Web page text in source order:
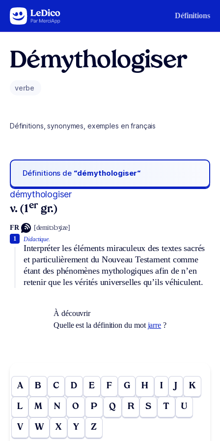
Aller au contenu Définitions
Démythologiser
verbe
Définitions, synonymes, exemples en français
Définitions de “démythologiser“
démythologiser
v. (1er gr.)
FR [demitɔlɔʒize]
Didactique.
Interpréter les éléments miraculeux des textes sacrés
et particulièrement du Nouveau Testament comme
étant des phénomènes mythologiques afin de n’en
retenir que les vérités universelles qu’ils véhiculent.
1
À découvrir
Quelle est la définition du mot jarre ?
A B C D E F G H I J K
L M N O P Q R S T U
V W X Y Z